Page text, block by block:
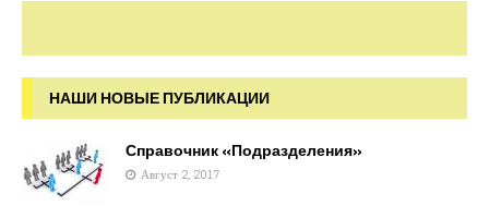
НАШИ НОВЫЕ ПУБЛИКАЦИИ
Справочник «Подразделения»
Август 2, 2017